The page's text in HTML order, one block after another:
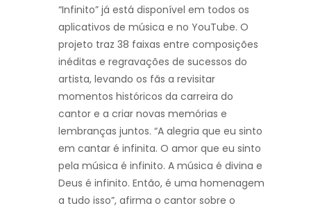
“Infinito” já está disponível em todos os
aplicativos de música e no YouTube. O
projeto traz 38 faixas entre composições
inéditas e regravações de sucessos do
artista, levando os fãs a revisitar
momentos históricos da carreira do
cantor e a criar novas memórias e
lembranças juntos. “A alegria que eu sinto
em cantar é infinita. O amor que eu sinto
pela música é infinito. A música é divina e
Deus é infinito. Então, é uma homenagem
a tudo isso”, afirma o cantor sobre o